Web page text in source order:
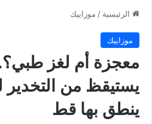
الرئيسية / موزاييك
موزاييك
معجزة أم لغز
يستيقظ من التخدير
ينطق بها قط